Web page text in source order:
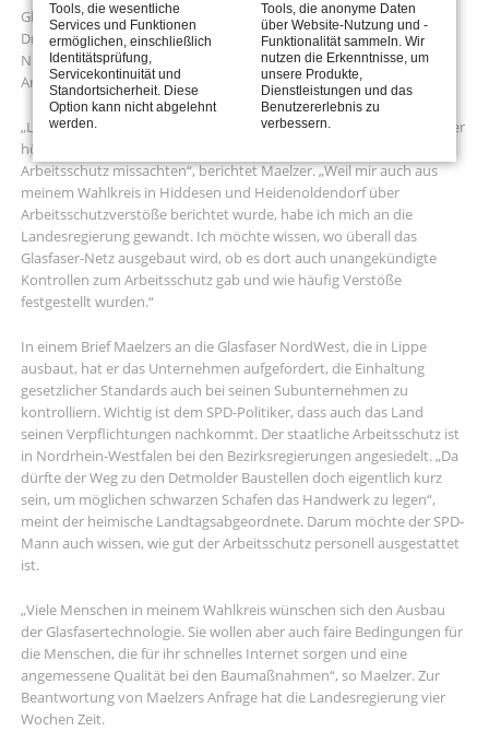
Glasfaserausbau häufen, hat der Detmolder Landtagsabgeordnete
Dr. Dennis Maelzer (SPD) an die Glasfaser NordWest geschrieben.
Nun fragt er auch beim Land nach, wie häufig durch den
Arbeitsschutz kontrolliert wird.
„Lohnbetrug, Ausbeutung und illegale Beschäftigung – immer wieder
hört man von Subunternehmen, die beim Glasfaserausbau den
Arbeitsschutz missachten“, berichtet Maelzer. „Weil mir auch aus
meinem Wahlkreis in Hiddesen und Heidenoldendorf über
Arbeitsschutzverstöße berichtet wurde, habe ich mich an die
Landesregierung gewandt. Ich möchte wissen, wo überall das
Glasfaser-Netz ausgebaut wird, ob es dort auch unangekündigte
Kontrollen zum Arbeitsschutz gab und wie häufig Verstöße
festgestellt wurden.“
In einem Brief Maelzers an die Glasfaser NordWest, die in Lippe
ausbaut, hat er das Unternehmen aufgefordert, die Einhaltung
gesetzlicher Standards auch bei seinen Subunternehmen zu
kontrolliern. Wichtig ist dem SPD-Politiker, dass auch das Land
seinen Verpflichtungen nachkommt. Der staatliche Arbeitsschutz ist
in Nordrhein-Westfalen bei den Bezirksregierungen angesiedelt. „Da
dürfte der Weg zu den Detmolder Baustellen doch eigentlich kurz
sein, um möglichen schwarzen Schafen das Handwerk zu legen“,
meint der heimische Landtagsabgeordnete. Darum möchte der SPD-
Mann auch wissen, wie gut der Arbeitsschutz personell ausgestattet
ist.
„Viele Menschen in meinem Wahlkreis wünschen sich den Ausbau
der Glasfasertechnologie. Sie wollen aber auch faire Bedingungen für
die Menschen, die für ihr schnelles Internet sorgen und eine
angemessene Qualität bei den Baumaßnahmen“, so Maelzer. Zur
Beantwortung von Maelzers Anfrage hat die Landesregierung vier
Wochen Zeit.
Tools, die wesentliche
Services und Funktionen
ermöglichen, einschließlich
Identitätsprüfung,
Servicekontinuität und
Standortsicherheit. Diese
Option kann nicht abgelehnt
werden.
Tools, die anonyme Daten
über Website-Nutzung und -
Funktionalität sammeln. Wir
nutzen die Erkenntnisse, um
unsere Produkte,
Dienstleistungen und das
Benutzererlebnis zu
verbessern.